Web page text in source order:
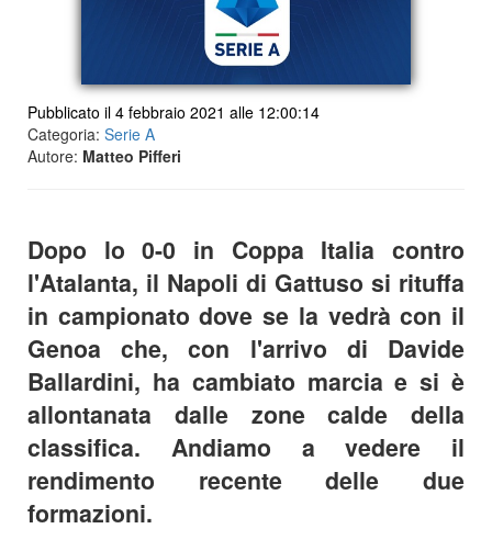
Pubblicato il 4 febbraio 2021 alle 12:00:14
Categoria: Serie A
Autore: Matteo Pifferi
Dopo lo 0-0 in Coppa Italia contro
l'Atalanta, il Napoli di Gattuso si rituffa
in campionato dove se la vedrà con il
Genoa che, con l'arrivo di Davide
Ballardini, ha cambiato marcia e si è
allontanata dalle zone calde della
classifica. Andiamo a vedere il
rendimento recente delle due
formazioni.